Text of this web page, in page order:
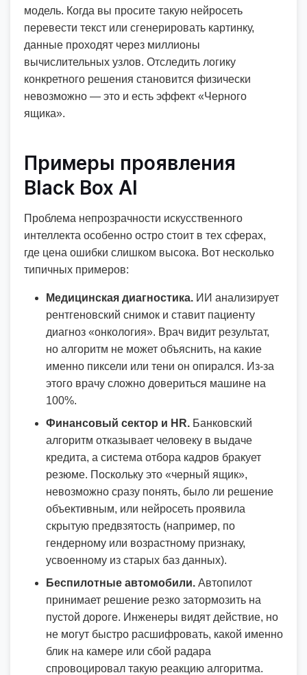
модель. Когда вы просите такую нейросеть
перевести текст или сгенерировать картинку,
данные проходят через миллионы
вычислительных узлов. Отследить логику
конкретного решения становится физически
невозможно — это и есть эффект «Черного
ящика».
Примеры проявления
Black Box AI
Проблема непрозрачности искусственного
интеллекта особенно остро стоит в тех сферах,
где цена ошибки слишком высока. Вот несколько
типичных примеров:
Медицинская диагностика. ИИ анализирует
рентгеновский снимок и ставит пациенту
диагноз «онкология». Врач видит результат,
но алгоритм не может объяснить, на какие
именно пиксели или тени он опирался. Из-за
этого врачу сложно довериться машине на
100%.
Финансовый сектор и HR. Банковский
алгоритм отказывает человеку в выдаче
кредита, а система отбора кадров бракует
резюме. Поскольку это «черный ящик»,
невозможно сразу понять, было ли решение
объективным, или нейросеть проявила
скрытую предвзятость (например, по
гендерному или возрастному признаку,
усвоенному из старых баз данных).
Беспилотные автомобили. Автопилот
принимает решение резко затормозить на
пустой дороге. Инженеры видят действие, но
не могут быстро расшифровать, какой именно
блик на камере или сбой радара
спровоцировал такую реакцию алгоритма.